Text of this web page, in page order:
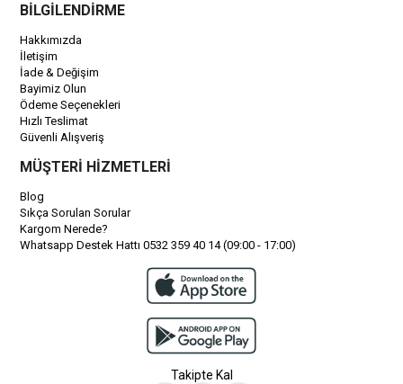
BİLGİLENDİRME
Hakkımızda
İletişim
İade & Değişim
Bayimiz Olun
Ödeme Seçenekleri
Hızlı Teslimat
Güvenli Alışveriş
MÜŞTERİ HİZMETLERİ
Blog
Sıkça Sorulan Sorular
Kargom Nerede?
Whatsapp Destek Hattı 0532 359 40 14 (09:00 - 17:00)
Takipte Kal